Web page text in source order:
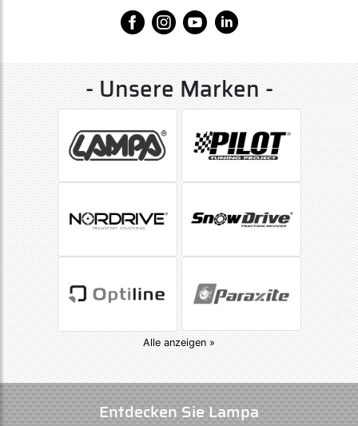
- Unsere Marken -
Alle anzeigen »
Entdecken Sie Lampa